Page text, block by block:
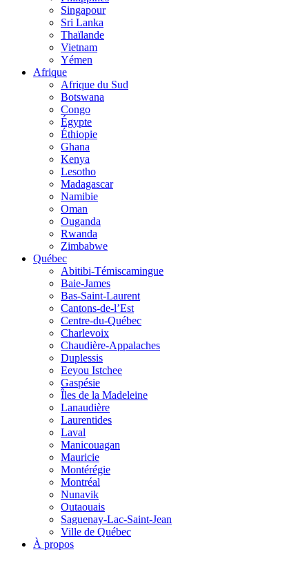
Singapour
Sri Lanka
Thaïlande
Vietnam
Yémen
Afrique
Afrique du Sud
Botswana
Congo
Égypte
Éthiopie
Ghana
Kenya
Lesotho
Madagascar
Namibie
Oman
Ouganda
Rwanda
Zimbabwe
Québec
Abitibi-Témiscamingue
Baie-James
Bas-Saint-Laurent
Cantons-de-l’Est
Centre-du-Québec
Charlevoix
Chaudière-Appalaches
Duplessis
Eeyou Istchee
Gaspésie
Îles de la Madeleine
Lanaudière
Laurentides
Laval
Manicouagan
Mauricie
Montérégie
Montréal
Nunavik
Outaouais
Saguenay-Lac-Saint-Jean
Ville de Québec
À propos